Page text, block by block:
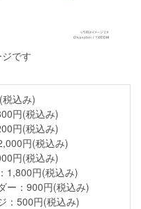
です
込み)
円(税込み)
円(税込み)
円(税込み)
円(税込み)
1,800円(税込み)
ー：900円(税込み)
：500円(税込み)